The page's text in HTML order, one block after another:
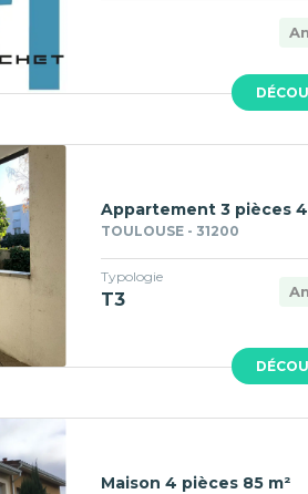
Appartement 3 pièces
TOULOUSE - 31200
Typologie
T3
Maison 4 pièces 85 m²